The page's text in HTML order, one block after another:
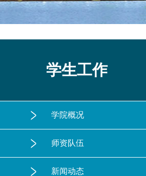
学生工作
学院概况
师资队伍
新闻动态